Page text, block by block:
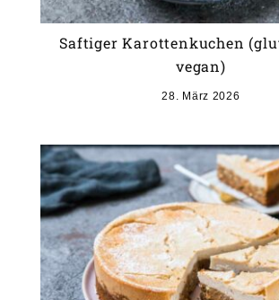
Saftiger Karottenkuchen
vegan)
28. März 2026